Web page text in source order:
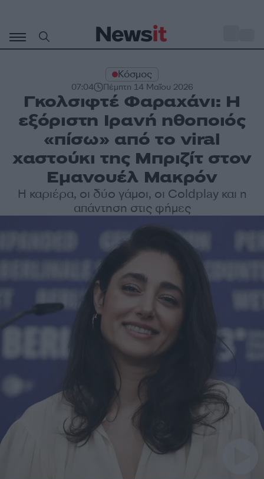
περιεχόμενο
Κόσμος
07:04 Πέμπτη 14 Μαΐου 2026
Γκολσιφτέ Φαραχάνι: Η
εξόριστη Ιρανή ηθοποιός
«πίσω» από το viral
χαστούκι της Μπριζίτ στον
Εμανουέλ Μακρόν
Η καριέρα, οι δύο γάμοι, οι Coldplay και η
απάντηση στις φήμες